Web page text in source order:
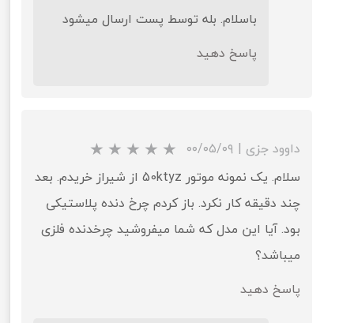
باسلام. بله توسط پست ارسال میشود
پاسخ دهید
داوود جزی | ۰۰/۰۵/۰۹
سلام. یک نمونه موتور 50ktyz از شیراز خریدم. بعد
چند دقیقه کار نکرد. باز کردم چرخ دنده پلاستیکی
بود. آیا این مدل که شما میفروشید چرخدنده فلزی
میباشد؟
پاسخ دهید